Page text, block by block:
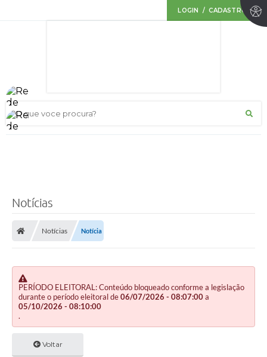
LOGIN / CADASTRO
O que voce procura?
Notícias
Notícias Notícia
PERÍODO ELEITORAL: Conteúdo bloqueado conforme a legislação
durante o período eleitoral de06/07/2026 - 08:07:00a
05/10/2026 - 08:10:00
.
Voltar